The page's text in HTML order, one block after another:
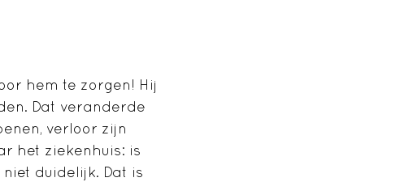
hem te zorgen! Hij
Dat veranderde
verloor zijn
het ziekenhuis: is
duidelijk. Dat is